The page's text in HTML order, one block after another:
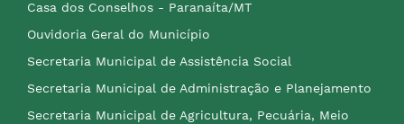
Casa dos Conselhos - Paranaíta/MT
Ouvidoria Geral do Município
Secretaria Municipal de Assistência Social
Secretaria Municipal de Administração e Planejamento
Secretaria Municipal de Agricultura, Pecuária, Meio